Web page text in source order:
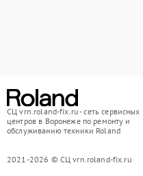
СЦ vrn.roland-fix.ru - сеть сервисных
центров в Воронеже по ремонту и
обслуживанию техники Roland
2021-2026 © СЦ vrn.roland-fix.ru